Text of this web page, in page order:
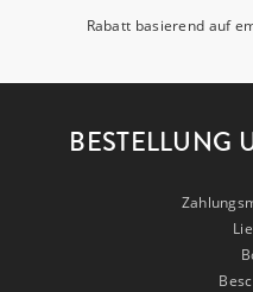
Rabatt basierend auf
BESTELLUNG